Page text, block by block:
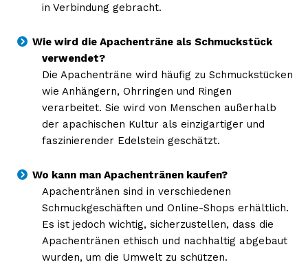
in Verbindung gebracht.
Wie wird die Apachenträne als Schmuckstück
verwendet?
Die Apachenträne wird häufig zu Schmuckstücken
wie Anhängern, Ohrringen und Ringen
verarbeitet. Sie wird von Menschen außerhalb
der apachischen Kultur als einzigartiger und
faszinierender Edelstein geschätzt.
Wo kann man Apachentränen kaufen?
Apachentränen sind in verschiedenen
Schmuckgeschäften und Online-Shops erhältlich.
Es ist jedoch wichtig, sicherzustellen, dass die
Apachentränen ethisch und nachhaltig abgebaut
wurden, um die Umwelt zu schützen.